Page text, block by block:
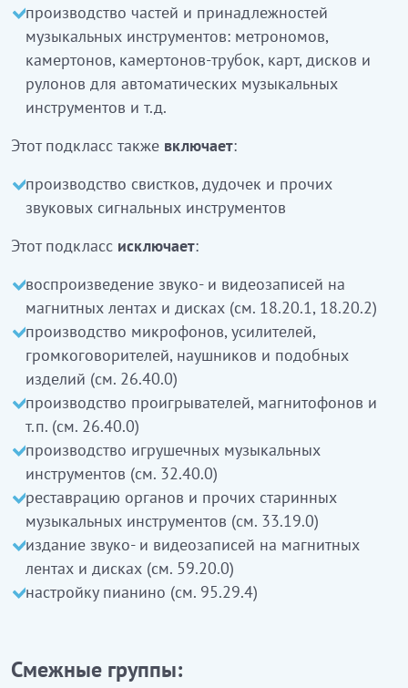
Бұл ішкі класқа:
магниттік ленталар және дискілерде дыбыс-
және бейне жазбаларды жаңғырту (18.20.1,
18.20.2 қараңыз)
микрофондар, күшейткіштер,
дауысзорайтқыштар, құлаққаптар және осы
ойнатқыштар, магнитофондар және т.с.с. өндіру
(26.40.0 қараңыз)
ойыншық музыкалық аспаптар өндіру (32.40.0
органдарды және өзге де көне музыкалық
аспаптарды қалпына келтіру (33.19.0 қараңыз)
магниттік ленталарда және дискілерде дыбыс-
және бейне жазбаларды шығару (59.20.0
қараңыз)
пианиноны баптаукірмейді(95.29.4 қараңыз)
производство частей и принадлежностей
музыкальных инструментов: метрономов,
камертонов, камертонов-трубок, карт, дисков и
рулонов для автоматических музыкальных
инструментов и т.д.
Этот подкласс также включает:
производство свистков, дудочек и прочих
звуковых сигнальных инструментов
Этот подкласс исключает:
воспроизведение звуко- и видеозаписей на
магнитных лентах и дисках (см. 18.20.1, 18.20.2)
производство микрофонов, усилителей,
громкоговорителей, наушников и подобных
изделий (см. 26.40.0)
производство проигрывателей, магнитофонов и
т.п. (см. 26.40.0)
производство игрушечных музыкальных
инструментов (см. 32.40.0)
реставрацию органов и прочих старинных
музыкальных инструментов (см. 33.19.0)
издание звуко- и видеозаписей на магнитных
лентах и дисках (см. 59.20.0)
настройку пианино (см. 95.29.4)
Смежные группы: